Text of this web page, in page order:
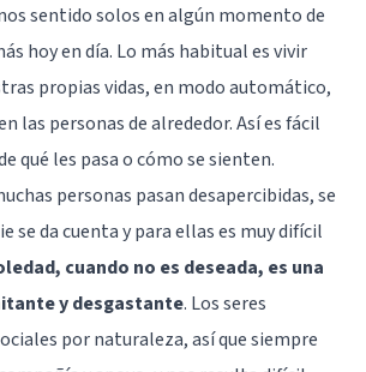
sentido solos en algún momento de
hoy en día. Lo más habitual es vivir
propias vidas, en modo automático,
las personas de alrededor. Así es fácil
qué les pasa o cómo se sienten.
personas pasan desapercibidas, se
se da cuenta y para ellas es muy difícil
cuando no es deseada, es una
y desgastante. Los seres
por naturaleza, así que siempre